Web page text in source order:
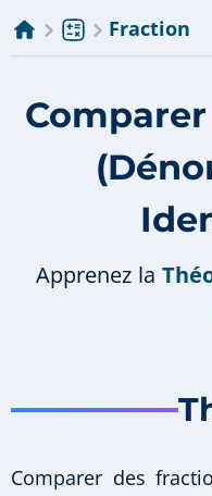
Fraction
Apprenez la
Comparer des